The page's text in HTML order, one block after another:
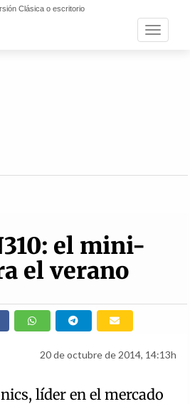
Clásica o escritorio
Toggle
el mini-
el verano
20 de octubre de 2014, 14:13h
líder en el mercado